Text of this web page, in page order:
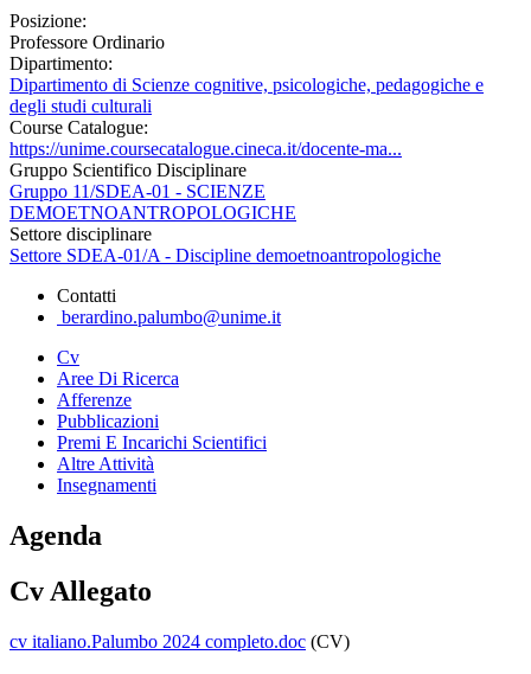
Posizione:
Professore Ordinario
Dipartimento:
Dipartimento di Scienze cognitive, psicologiche, pedagogiche e
degli studi culturali
Course Catalogue:
https://unime.coursecatalogue.cineca.it/docente-ma...
Gruppo Scientifico Disciplinare
Gruppo 11/SDEA-01 - SCIENZE
DEMOETNOANTROPOLOGICHE
Settore disciplinare
Settore SDEA-01/A - Discipline demoetnoantropologiche
Contatti
berardino.palumbo@unime.it
Cv
Aree Di Ricerca
Afferenze
Pubblicazioni
Premi E Incarichi Scientifici
Altre Attività
Insegnamenti
Agenda
Cv Allegato
cv italiano.Palumbo 2024 completo.doc (CV)